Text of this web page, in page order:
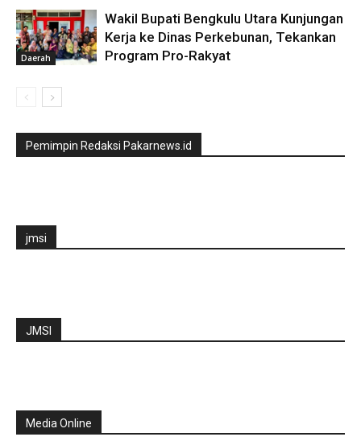
Daerah
Wakil Bupati Bengkulu Utara Kunjungan
Kerja ke Dinas Perkebunan, Tekankan
Program Pro-Rakyat
Pemimpin Redaksi Pakarnews.id
jmsi
JMSI
Media Online